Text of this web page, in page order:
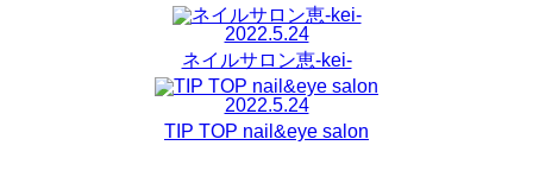
2022.5.24
ネイルサロン恵-kei-
2022.5.24
TIP TOP nail&eye salon